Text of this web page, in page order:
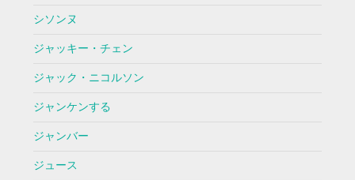
シソンヌ
ジャッキー・チェン
ジャック・ニコルソン
ジャンケンする
ジャンバー
ジュース